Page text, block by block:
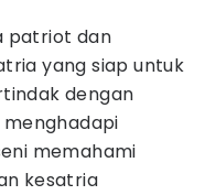
patriot dan
yang siap untuk
dengan
memahami
kesatria